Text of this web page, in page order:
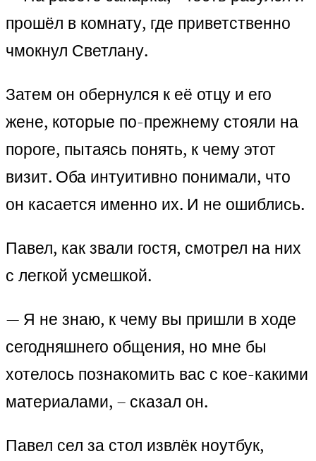
прошёл в комнату, где приветственно
чмокнул Светлану.
Затем он обернулся к её отцу и его
жене, которые по-прежнему стояли на
пороге, пытаясь понять, к чему этот
визит. Оба интуитивно понимали, что
он касается именно их. И не ошиблись.
Павел, как звали гостя, смотрел на них
с легкой усмешкой.
— Я не знаю, к чему вы пришли в ходе
сегодняшнего общения, но мне бы
хотелось познакомить вас с кое-какими
материалами, – сказал он.
Павел сел за стол извлёк ноутбук,